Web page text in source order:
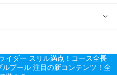
プールお出かけ